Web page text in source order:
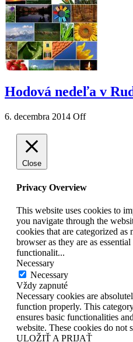
Hodová nedeľa v
6. decembra 2014 Off
Close
Privacy Overview
This website uses cookies to
you navigate through the
cookies that are categorized as
browser as they are as
functionalit...
Necessary
Necessary
Vždy zapnuté
Necessary cookies are
function properly. This
ensures basic functionalities
website. These cookies do not
ULOŽIŤ A PRIJAŤ